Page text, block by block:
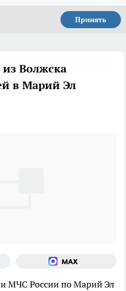
Принять
Волжска
в Марий Эл
МЧС России по Марий Эл